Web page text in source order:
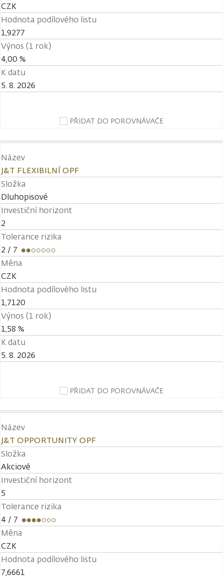
CZK
Hodnota podílového listu
1,9277
Výnos (1 rok)
4,00 %
K datu
5. 8. 2026
PŘIDAT DO POROVNÁVAČE
Název
J&T FLEXIBILNÍ OPF
Složka
Dluhopisové
Investiční horizont
2
Tolerance rizika
2 / 7
Měna
CZK
Hodnota podílového listu
1,7120
Výnos (1 rok)
1,58 %
K datu
5. 8. 2026
PŘIDAT DO POROVNÁVAČE
Název
J&T OPPORTUNITY OPF
Složka
Akciové
Investiční horizont
5
Tolerance rizika
4 / 7
Měna
CZK
Hodnota podílového listu
7,6661